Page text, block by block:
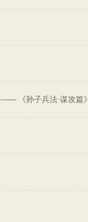
—— 《孙子兵法·谋攻篇》